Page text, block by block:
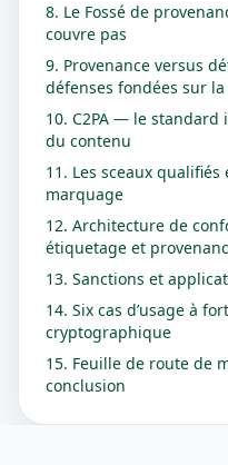
8. Le Fossé de
couvre pas
9. Provenance versus
défenses fondées sur
10. C2PA — le
du contenu
11. Les sceaux
marquage
12. Architecture de
étiquetage et
13. Sanctions et
14. Six cas d’usage à
cryptographique
15. Feuille de route de
conclusion